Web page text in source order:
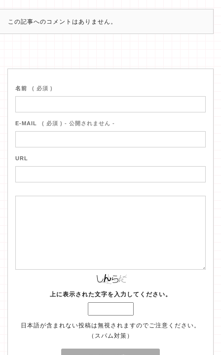
この記事へのコメントはありません。
名前 ( 必須 )
E-MAIL ( 必須 ) - 公開されません -
URL
上に表示された文字を入力してください。
日本語が含まれない投稿は無視されますのでご注意ください。
（スパム対策）